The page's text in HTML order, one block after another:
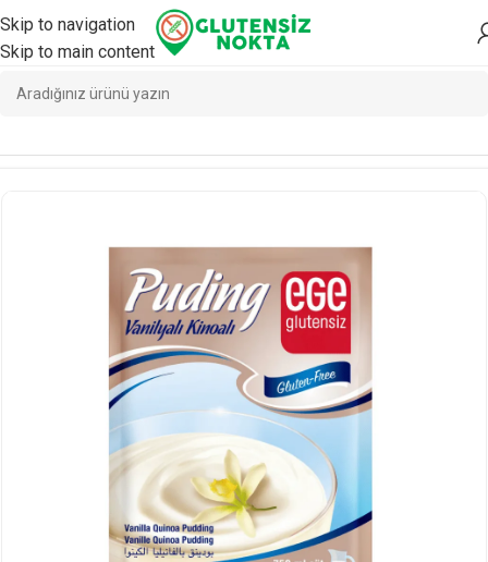
Skip to navigation
Skip to main content
Ana Sayfa Yemeklik